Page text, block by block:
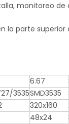
monitoreo
la parte
6.67
3535SMD3535
320x160
48x24